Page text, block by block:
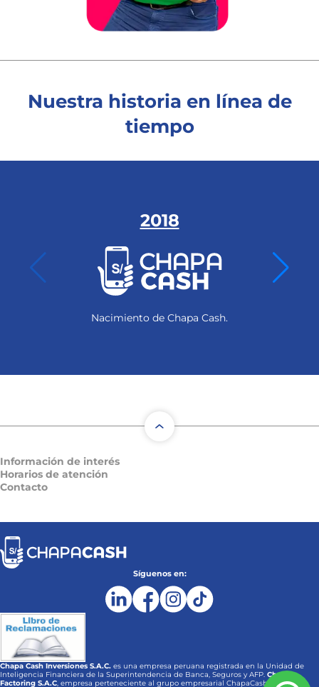
Nuestra historia en línea de
tiempo
2018
Nacimiento de Chapa Cash.
Información de interés
Horarios de atención
Contacto
Chapa Cash Inversiones S.A.C. es una empresa peruana registrada en la Unidad de
Inteligencia Financiera de la Superintendencia de Banca, Seguros y AFP. Chapa
Factoring S.A.C, empresa perteneciente al grupo empresarial ChapaCash, es una
Síguenos en: